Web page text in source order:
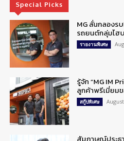
Special Picks
MG ลั่นกลองร
รถยนต์กลุ่มไฮ
รายงานพิเศษ
รู้จัก “MG IM
ลูกค้าพรีเมี่ยม
สกู๊ปพิเศษ